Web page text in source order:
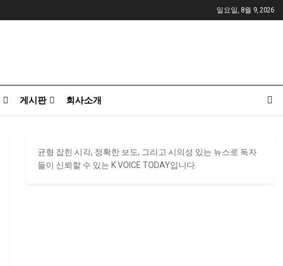
일요일, 8월 9, 2026
게시판 회사소개
균형 잡힌 시각, 정확한 보도, 그리고 시의성 있는 뉴스로 독자
들이 신뢰할 수 있는 K VOICE TODAY입니다.